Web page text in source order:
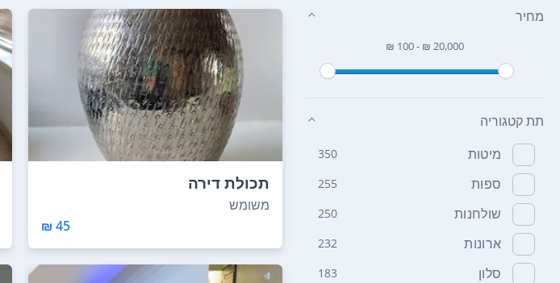
מחיר
₪ 100 - ₪ 20,000
תת קטגוריה
מיטות 350
ספות 255
שולחנות 250
ארונות 232
סלון 183
תכולת דירה
משומש
45 ₪